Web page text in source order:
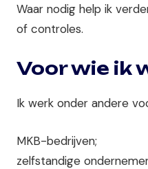
Waar nodig help ik
of controles.
Voor wie ik
Ik werk onder andere
MKB-bedrijven;
zelfstandige